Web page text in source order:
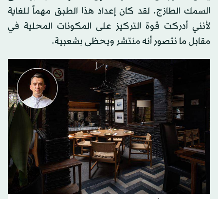
السمك الطازج. لقد كان إعداد هذا الطبق مهماً للغاية
لأنني أدركت قوة التركيز على المكونات المحلية في
مقابل ما نتصور أنه منتشر ويحظى بشعبية.